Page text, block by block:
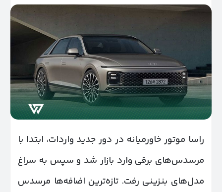
راسا موتور خاورمیانه در دور جدید واردات، ابتدا با
مرسدس‌های برقی وارد بازار شد و سپس به سراغ
مدل‌های بنزینی رفت. تازه‌ترین اضافه‌ها مرسدس